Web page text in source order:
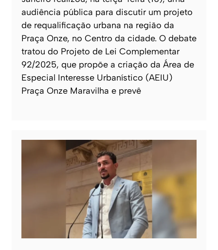
audiência pública para discutir um projeto
de requalificação urbana na região da
Praça Onze, no Centro da cidade. O debate
tratou do Projeto de Lei Complementar
92/2025, que propõe a criação da Área de
Especial Interesse Urbanístico (AEIU)
Praça Onze Maravilha e prevê